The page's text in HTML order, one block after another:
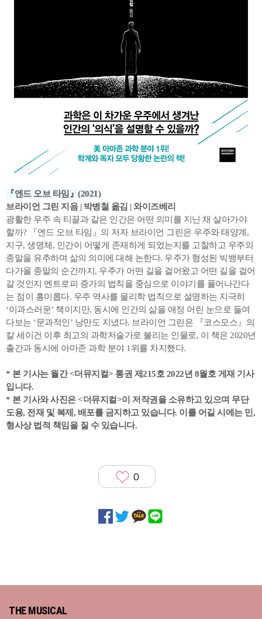
『엔드 오브 타임』(2021)
브라이언 그린 지음 | 박병철 옮김 | 와이즈베리
광활한 우주 속 티끌과 같은 인간은 어떤 의미를 지닌 채 살아가야
할까? 『엔드 오브 타임』의 저자 브라이언 그린은 우주와 태양계,
지구, 생명체, 인간이 어떻게 존재하게 되었는지를 고찰하고 우주의
종말을 유추하며 삶의 의미에 대해 논한다. 우주가 형성된 빅뱅부터
다가올 종말의 순간까지, 우주가 어떤 길을 걸어왔고 어떤 길을 걸어
갈 것인지 엔트로피 증가의 법칙을 중심으로 이야기를 풀어나간다
는 점이 흥미롭다. 우주 역사를 물리학 법칙으로 설명하는 지극히
‘이과스러운’ 책이지만, 동시에 인간의 삶을 애정 어린 눈으로 들여
다보는 ‘문과적인’ 낭만도 지녔다. 브라이언 그린은 『코스모스』의
칼 세이건 이후 최고의 과학저술가로 불리는 인물로, 이 책은 2020년
출간과 동시에 아마존 과학 분야 1위를 차지했다.
* 본 기사는 월간 <더뮤지컬> 통권 제215호 2022년 8월호 게재 기사
입니다.
* 본 기사와 사진은 <더뮤지컬>이 저작권을 소유하고 있으며 무단
도용, 전재 및 복제, 배포를 금지하고 있습니다. 이를 어길 시에는 민,
형사상 법적 책임을 질 수 있습니다.
0
THE MUSICAL